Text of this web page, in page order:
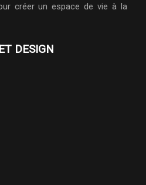
créer un espace de vie à la
DESIGN